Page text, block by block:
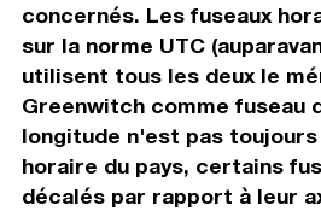
concernés. Les fuseaux
sur la norme UTC
utilisent tous les deux le
Greenwitch comme fuseau
longitude n'est pas toujours
horaire du pays, certains
décalés par rapport à leur